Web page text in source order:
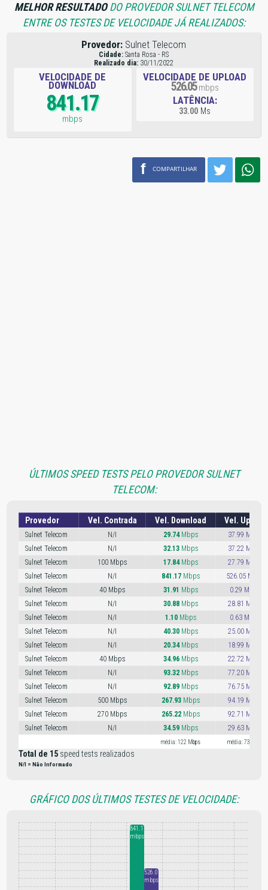
MELHOR RESULTADODO PROVEDOR SULNET TELECOM
ENTRE OS TESTES DE VELOCIDADE JÁ REALIZADOS:
Provedor: Sulnet Telecom
Cidade: Santa Rosa - RS
Realizado dia: 30/11/2022
VELOCIDADE DE
DOWNLOAD
841.17
mbps
VELOCIDADE DE UPLOAD
526.05mbps
LATÊNCIA:
33.00 Ms
f COMPARTILHAR
ÚLTIMOS SPEED TESTS PELO PROVEDOR SULNET
TELECOM:
Provedor Vel. Contrada Vel. Download Vel. Upload
Sulnet Telecom N/I 29.74Mbps
37.99 Mbps
Sulnet Telecom
N/I 32.13Mbps
37.22 Mbps
Sulnet Telecom
100 Mbps 17.84Mbps
27.79 Mbps
Sulnet Telecom
N/I 841.17Mbps
526.05 Mbps
Sulnet Telecom
40 Mbps 31.91 Mbps
0.29 Mbps
Sulnet Telecom
N/I 30.88Mbps
28.81 Mbps
Sulnet Telecom
N/I 1.10Mbps
0.63 Mbps
Sulnet Telecom
N/I 40.30Mbps
25.00 Mbps
Sulnet Telecom
N/I 20.34Mbps
18.99 Mbps
Sulnet Telecom
40 Mbps 34.96Mbps
22.72 Mbps
Sulnet Telecom
N/I 93.32Mbps
77.20 Mbps
Sulnet Telecom
N/I 92.89Mbps
76.75 Mbps
Sulnet Telecom
500 Mbps 267.93Mbps
94.19 Mbps
Sulnet Telecom
270 Mbps 265.22Mbps
92.71 Mbps
Sulnet Telecom
N/I 34.59Mbps 29.63 Mbps
média: 122 Mbps média: 73 Mbps
Total de 15 speed tests realizados
N/I = Não Informado
GRÁFICO DOS ÚLTIMOS TESTES DE VELOCIDADE:
841.17
mbps
526.05
mbps